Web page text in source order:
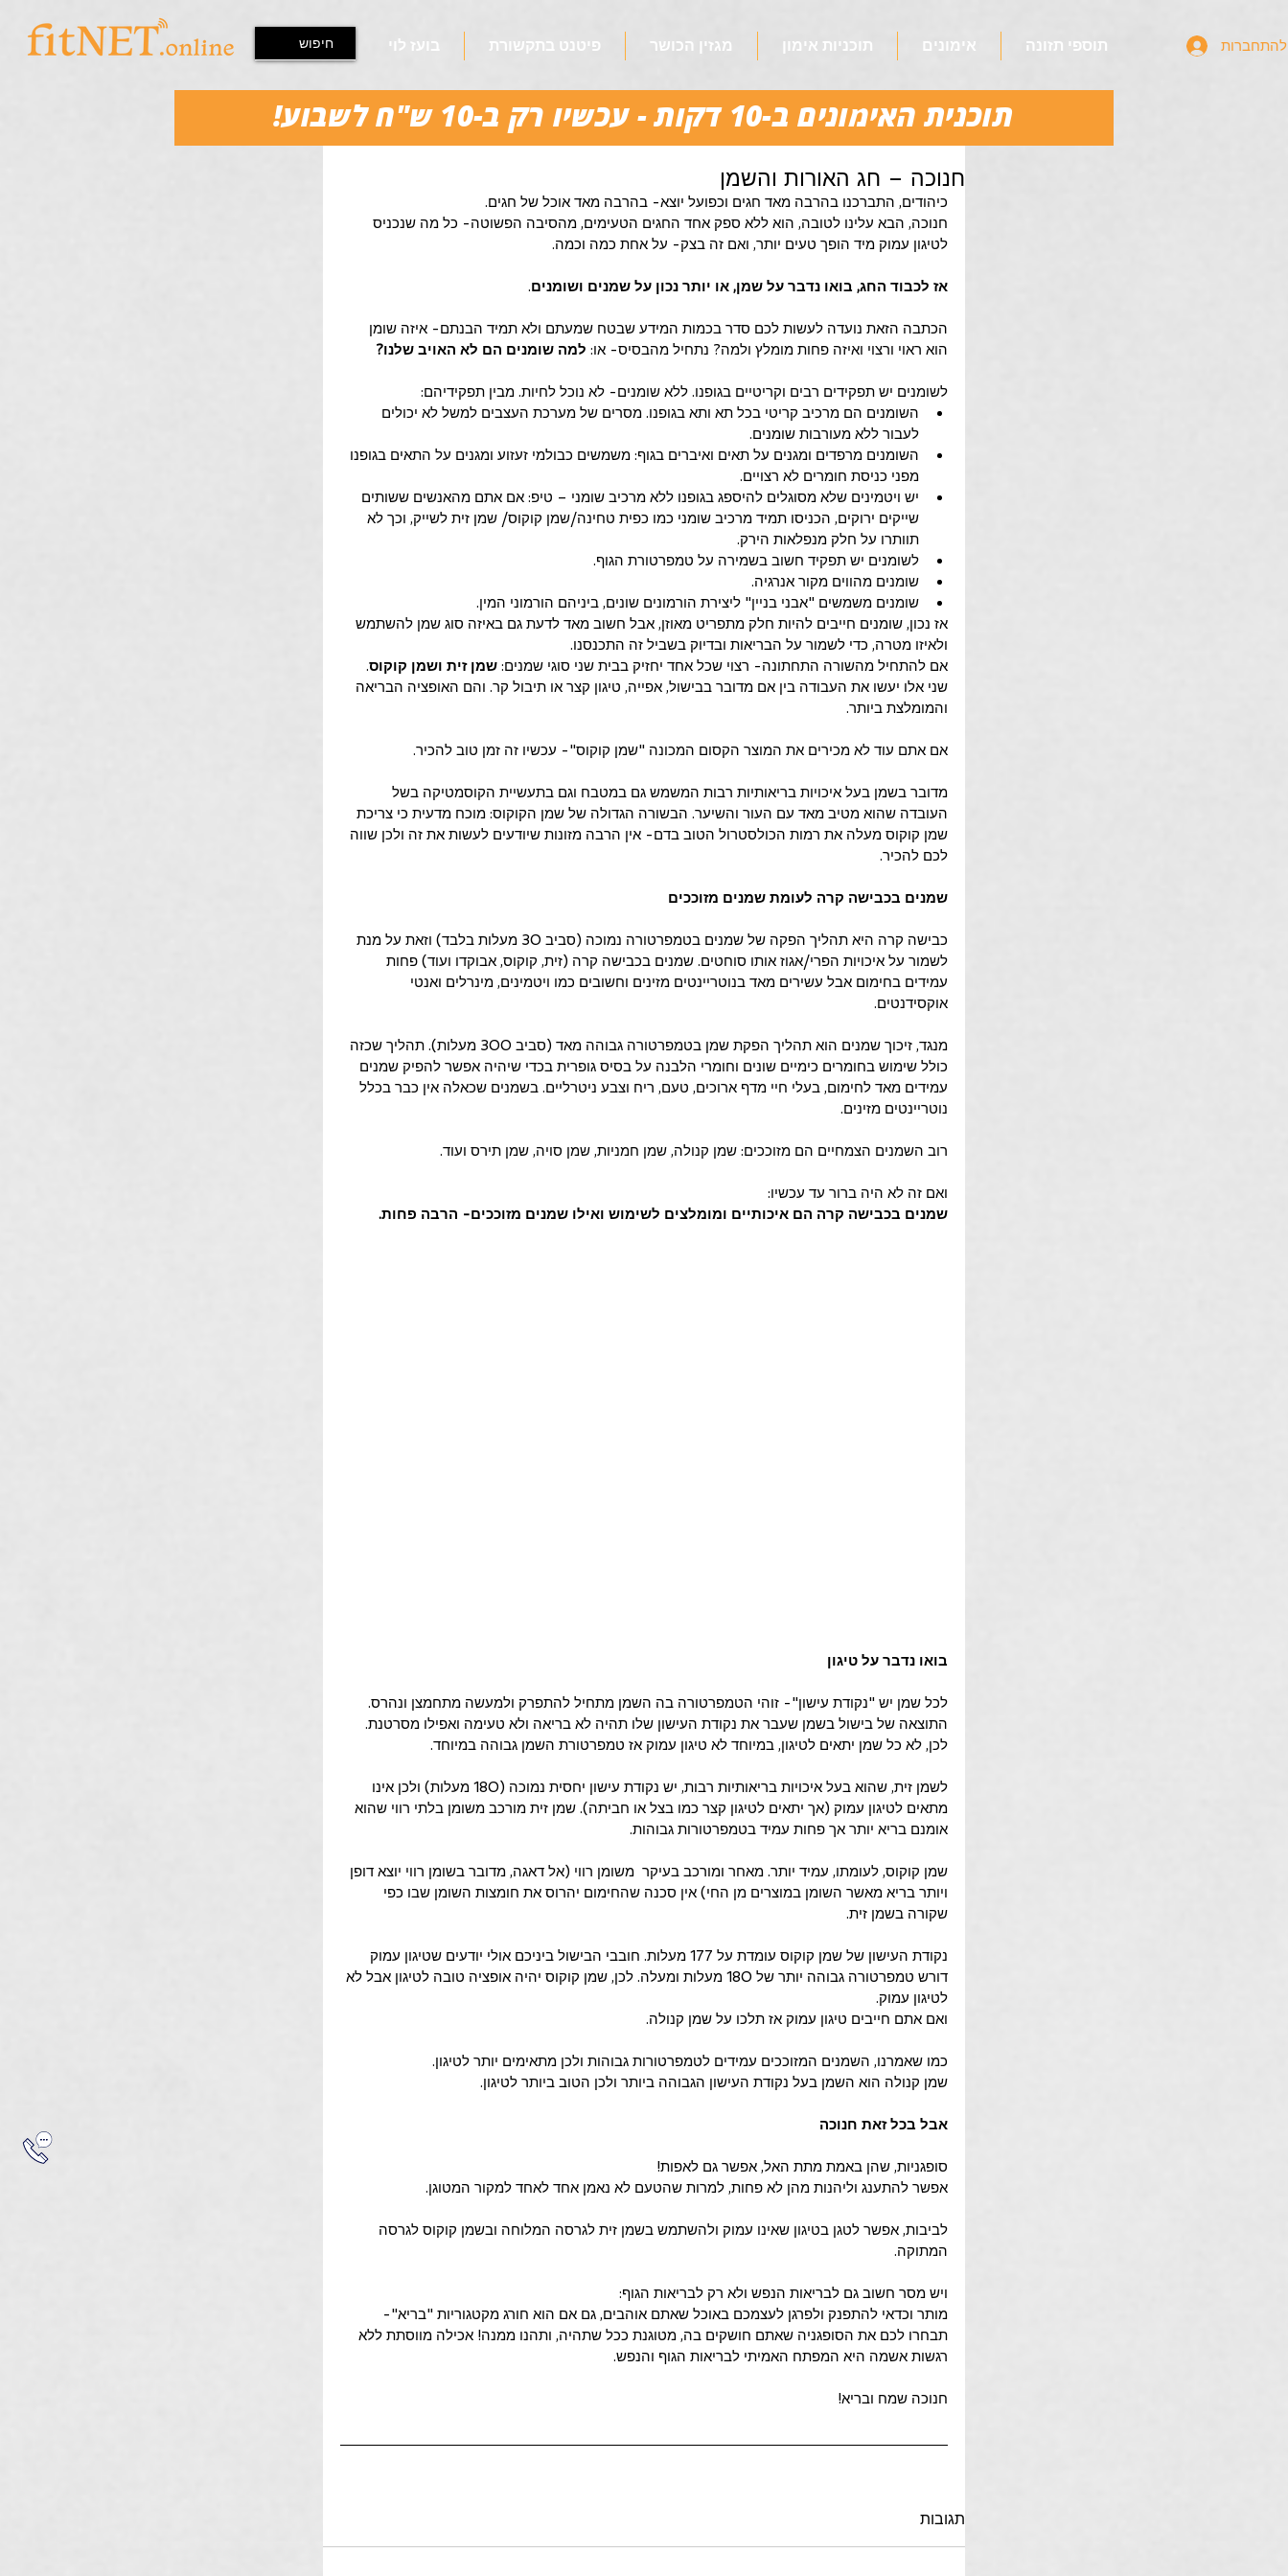
בועז לוי פיטנט בתקשורת מגזין הכושר תוכניות אימון אימונים תוספי תזונה להתחברות
תוכנית האימונים ב-10 דקות - עכשיו רק ב-10 ש"ח לשבוע!
חנוכה – חג האורות והשמן
כיהודים, התברכנו בהרבה מאד חגים וכפועל יוצא- בהרבה מאד אוכל של חגים.
חנוכה, הבא עלינו לטובה, הוא ללא ספק אחד החגים הטעימים, מהסיבה הפשוטה- כל מה שנכניס
לטיגון עמוק מיד הופך טעים יותר, ואם זה בצק- על אחת כמה וכמה.
אז לכבוד החג, בואו נדבר על שמן, או יותר נכון על שמנים ושומנים.
הכתבה הזאת נועדה לעשות לכם סדר בכמות המידע שבטח שמעתם ולא תמיד הבנתם- איזה שומן
הוא ראוי ורצוי ואיזה פחות מומלץ ולמה? נתחיל מהבסיס- או: למה שומנים הם לא האויב שלנו?
לשומנים יש תפקידים רבים וקריטיים בגופנו. ללא שומנים- לא נוכל לחיות. מבין תפקידיהם:
השומנים הם מרכיב קריטי בכל תא ותא בגופנו. מסרים של מערכת העצבים למשל לא יכולים
לעבור ללא מעורבות שומנים.
השומנים מרפדים ומגנים על תאים ואיברים בגוף: משמשים כבולמי זעזוע ומגנים על התאים בגופנו
מפני כניסת חומרים לא רצויים.
יש ויטמינים שלא מסוגלים להיספג בגופנו ללא מרכיב שומני – טיפ: אם אתם מהאנשים ששותים
שייקים ירוקים, הכניסו תמיד מרכיב שומני כמו כפית טחינה/שמן קוקוס/ שמן זית לשייק, וכך לא
תוותרו על חלק מנפלאות הירק.
לשומנים יש תפקיד חשוב בשמירה על טמפרטורת הגוף.
שומנים מהווים מקור אנרגיה.
שומנים משמשים "אבני בניין" ליצירת הורמונים שונים, ביניהם הורמוני המין.
אז נכון, שומנים חייבים להיות חלק מתפריט מאוזן, אבל חשוב מאד לדעת גם באיזה סוג שמן להשתמש
ולאיזו מטרה, כדי לשמור על הבריאות ובדיוק בשביל זה התכנסנו.
אם להתחיל מהשורה התחתונה- רצוי שכל אחד יחזיק בבית שני סוגי שמנים: שמן זית ושמן קוקוס.
שני אלו יעשו את העבודה בין אם מדובר בבישול, אפייה, טיגון קצר או תיבול קר. והם האופציה הבריאה
והמומלצת ביותר.
אם אתם עוד לא מכירים את המוצר הקסום המכונה "שמן קוקוס"- עכשיו זה זמן טוב להכיר.
מדובר בשמן בעל איכויות בריאותיות רבות המשמש גם במטבח וגם בתעשיית הקוסמטיקה בשל
העובדה שהוא מטיב מאד עם העור והשיער. הבשורה הגדולה של שמן הקוקוס: מוכח מדעית כי צריכת
שמן קוקוס מעלה את רמות הכולסטרול הטוב בדם- אין הרבה מזונות שיודעים לעשות את זה ולכן שווה
לכם להכיר.
שמנים בכבישה קרה לעומת שמנים מזוככים
כבישה קרה היא תהליך הפקה של שמנים בטמפרטורה נמוכה (סביב 30 מעלות בלבד) וזאת על מנת
לשמור על איכויות הפרי/אגוז אותו סוחטים. שמנים בכבישה קרה (זית, קוקוס, אבוקדו ועוד) פחות
עמידים בחימום אבל עשירים מאד בנוטריינטים מזינים וחשובים כמו ויטמינים, מינרלים ואנטי
אוקסידנטים.
מנגד, זיכוך שמנים הוא תהליך הפקת שמן בטמפרטורה גבוהה מאד (סביב 300 מעלות). תהליך שכזה
כולל שימוש בחומרים כימיים שונים וחומרי הלבנה על בסיס גופרית בכדי שיהיה אפשר להפיק שמנים
עמידים מאד לחימום, בעלי חיי מדף ארוכים, טעם, ריח וצבע ניטרליים. בשמנים שכאלה אין כבר בכלל
נוטריינטים מזינים.
רוב השמנים הצמחיים הם מזוככים: שמן קנולה, שמן חמניות, שמן סויה, שמן תירס ועוד.
ואם זה לא היה ברור עד עכשיו:
שמנים בכבישה קרה הם איכותיים ומומלצים לשימוש ואילו שמנים מזוככים- הרבה פחות.
בואו נדבר על טיגון
לכל שמן יש "נקודת עישון"- זוהי הטמפרטורה בה השמן מתחיל להתפרק ולמעשה מתחמצן ונהרס.
התוצאה של בישול בשמן שעבר את נקודת העישון שלו תהיה לא בריאה ולא טעימה ואפילו מסרטנת.
לכן, לא כל שמן יתאים לטיגון, במיוחד לא טיגון עמוק אז טמפרטורת השמן גבוהה במיוחד.
לשמן זית, שהוא בעל איכויות בריאותיות רבות, יש נקודת עישון יחסית נמוכה (180 מעלות) ולכן אינו
מתאים לטיגון עמוק (אך יתאים לטיגון קצר כמו בצל או חביתה). שמן זית מורכב משומן בלתי רווי שהוא
אומנם בריא יותר אך פחות עמיד בטמפרטורות גבוהות.
שמן קוקוס, לעומתו, עמיד יותר. מאחר ומורכב בעיקר  משומן רווי (אל דאגה, מדובר בשומן רווי יוצא דופן
ויותר בריא מאשר השומן במוצרים מן החי) אין סכנה שהחימום יהרוס את חומצות השומן שבו כפי
שקורה בשמן זית.
נקודת העישון של שמן קוקוס עומדת על 177 מעלות. חובבי הבישול ביניכם אולי יודעים שטיגון עמוק
דורש טמפרטורה גבוהה יותר של 180 מעלות ומעלה. לכן, שמן קוקוס יהיה אופציה טובה לטיגון אבל לא
לטיגון עמוק.
ואם אתם חייבים טיגון עמוק אז תלכו על שמן קנולה.
כמו שאמרנו, השמנים המזוככים עמידים לטמפרטורות גבוהות ולכן מתאימים יותר לטיגון.
שמן קנולה הוא השמן בעל נקודת העישון הגבוהה ביותר ולכן הטוב ביותר לטיגון.
אבל בכל זאת חנוכה
סופגניות, שהן באמת מתת האל, אפשר גם לאפות!
אפשר להתענג וליהנות מהן לא פחות, למרות שהטעם לא נאמן אחד לאחד למקור המטוגן.
לביבות, אפשר לטגן בטיגון שאינו עמוק ולהשתמש בשמן זית לגרסה המלוחה ובשמן קוקוס לגרסה
המתוקה.
ויש מסר חשוב גם לבריאות הנפש ולא רק לבריאות הגוף:
מותר וכדאי להתפנק ולפרגן לעצמכם באוכל שאתם אוהבים, גם אם הוא חורג מקטגוריות "בריא"-
תבחרו לכם את הסופגניה שאתם חושקים בה, מטוגנת ככל שתהיה, ותהנו ממנה! אכילה מווסתת ללא
רגשות אשמה היא המפתח האמיתי לבריאות הגוף והנפש.
חנוכה שמח ובריא!
תגובות